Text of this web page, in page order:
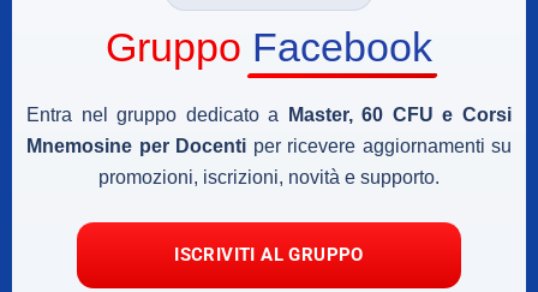
Gruppo Facebook
Entra nel gruppo dedicato a
Master, 60 CFU e Corsi
Mnemosine per Docenti per ricevere aggiornamenti su
promozioni, iscrizioni, novità e supporto.
ISCRIVITI AL GRUPPO